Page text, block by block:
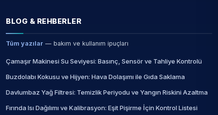
BLOG & REHBERLER
Tüm yazılar — bakım ve kullanım ipuçları
Çamaşır Makinesi Su Seviyesi: Basınç, Sensör ve Tahliye Kontrolü
Buzdolabı Kokusu ve Hijyen: Hava Dolaşımı ile Gıda Saklama
Davlumbaz Yağ Filtresi: Temizlik Periyodu ve Yangın Riskini Azaltma
Fırında Isı Dağılımı ve Kalibrasyon: Eşit Pişirme İçin Kontrol Listesi